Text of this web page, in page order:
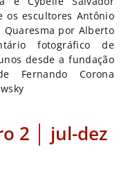
os escultores Antônio
Quaresma por Alberto
fotográfico de
desde a fundação
Fernando Corona
2 │ jul-dez